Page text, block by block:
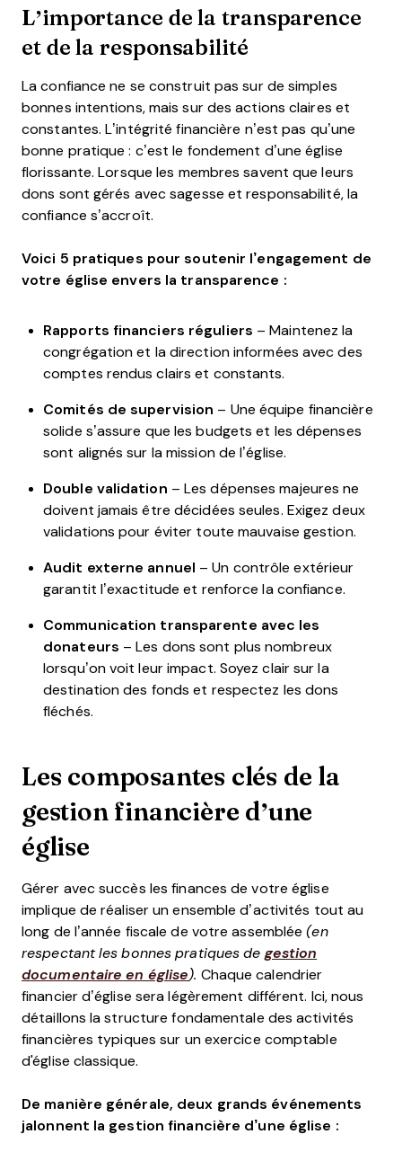
L’importance de la transparence
et de la responsabilité
La confiance ne se construit pas sur de simples
bonnes intentions, mais sur des actions claires et
constantes. L’intégrité financière n’est pas qu’une
bonne pratique : c’est le fondement d’une église
florissante. Lorsque les membres savent que leurs
dons sont gérés avec sagesse et responsabilité, la
confiance s’accroît.
Voici 5 pratiques pour soutenir l’engagement de
votre église envers la transparence :
Rapports financiers réguliers – Maintenez la
congrégation et la direction informées avec des
comptes rendus clairs et constants.
Comités de supervision – Une équipe financière
solide s’assure que les budgets et les dépenses
sont alignés sur la mission de l’église.
Double validation – Les dépenses majeures ne
doivent jamais être décidées seules. Exigez deux
validations pour éviter toute mauvaise gestion.
Audit externe annuel – Un contrôle extérieur
garantit l’exactitude et renforce la confiance.
Communication transparente avec les
donateurs – Les dons sont plus nombreux
lorsqu’on voit leur impact. Soyez clair sur la
destination des fonds et respectez les dons
fléchés.
Les composantes clés de la
gestion financière d’une
église
Gérer avec succès les finances de votre église
implique de réaliser un ensemble d’activités tout au
long de l’année fiscale de votre assemblée(en
respectant les bonnes pratiques de gestion
documentaire en église). Chaque calendrier
financier d’église sera légèrement différent. Ici, nous
détaillons la structure fondamentale des activités
financières typiques sur un exercice comptable
d'église classique.
De manière générale, deux grands événements
jalonnent la gestion financière d’une église :